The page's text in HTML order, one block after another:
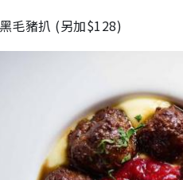
毛豬扒 (另加$128)